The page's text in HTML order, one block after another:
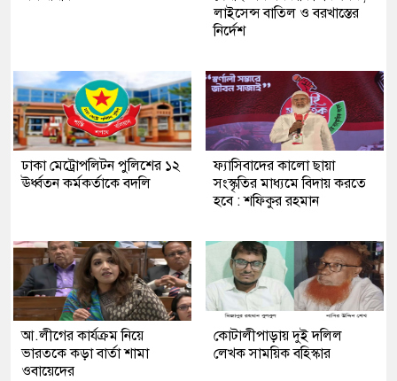
লাইসেন্স বাতিল ও বরখাস্তের
নির্দেশ
ঢাকা মেট্রোপলিটন পুলিশের ১২
ঊর্ধ্বতন কর্মকর্তাকে বদলি
ফ্যাসিবাদের কালো ছায়া
সংস্কৃতির মাধ্যমে বিদায় করতে
হবে : শফিকুর রহমান
আ.লীগের কার্যক্রম নিয়ে
ভারতকে কড়া বার্তা শামা
ওবায়েদের
কোটালীপাড়ায় দুই দলিল
লেখক সাময়িক বহিস্কার